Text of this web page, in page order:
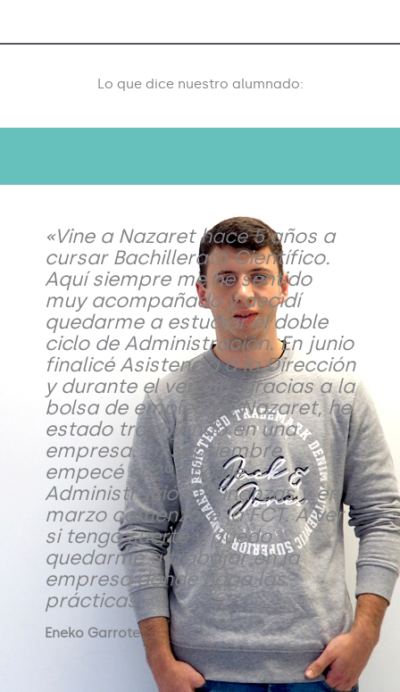
Lo que dice nuestro alumnado:
«Vine a Nazaret hace 5 años a
cursar Bachillerato Científico.
Aquí siempre me he sentido
muy acompañado y decidí
quedarme a estudiar el doble
ciclo de Administración. En junio
finalicé Asistencia a la Dirección
y durante el verano, gracias a la
bolsa de empleo de Nazaret, he
estado trabajando en una
empresa. En septiembre
empecé el 2º año de
Administración y Finanzas y en
marzo comenzaré la FCT. A ver
si tengo suerte y puedo
quedarme a trabajar en la
empresa donde haga las
prácticas.»
Eneko Garrote